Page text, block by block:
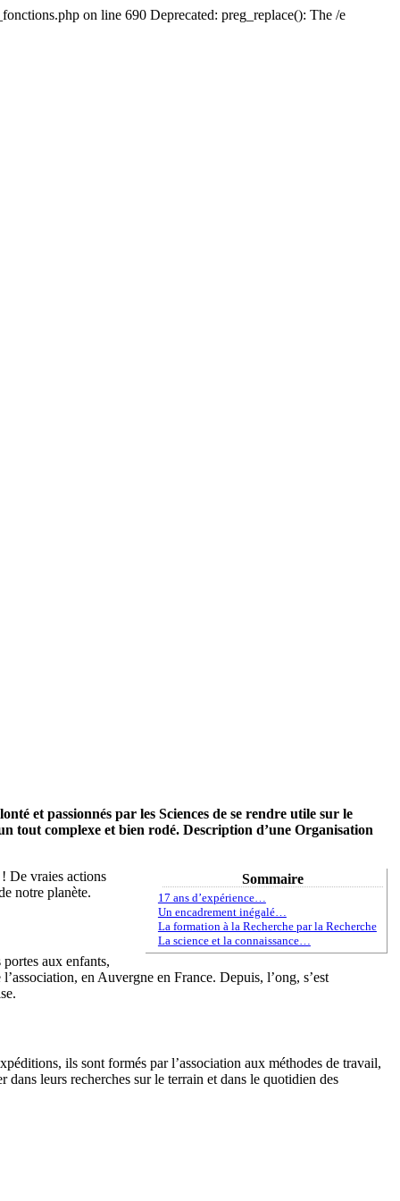
on line 690 Deprecated: preg_replace(): The /e
et passionnés par les Sciences de se rendre utile sur le
tout complexe et bien rodé. Description d’une Organisation
Sommaire
17 ans d’expérience…
Un encadrement inégalé…
La formation à la Recherche par la Recherche
La science et la connaissance…
De vraies actions
notre planète.
aux enfants,
en Auvergne en France. Depuis, l’ong, s’est
ils sont formés par l’association aux méthodes de travail,
leurs recherches sur le terrain et dans le quotidien des